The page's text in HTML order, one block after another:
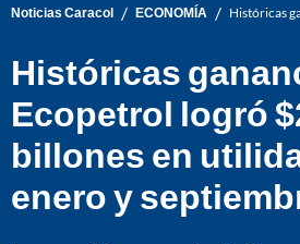
Noticias Caracol / ECONOMÍA / Históricas
Históricas
Ecopetrol logró
billones en
enero y